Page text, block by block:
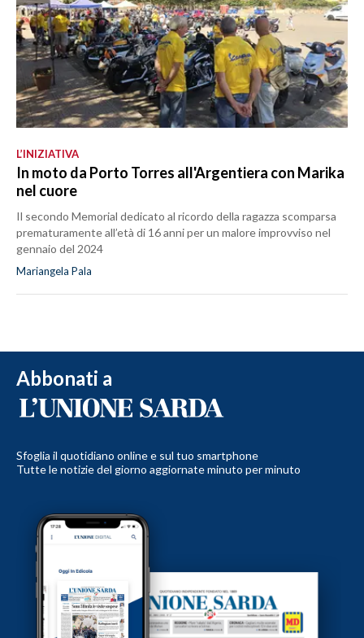
L’INIZIATIVA
In moto da Porto Torres all'Argentiera con Marika
nel cuore
Il secondo Memorial dedicato al ricordo della ragazza scomparsa
prematuramente all’età di 16 anni per un malore improvviso nel
gennaio del 2024
Mariangela Pala
Abbonati a
Sfoglia il quotidiano online e sul tuo smartphone
Tutte le notizie del giorno aggiornate minuto per minuto